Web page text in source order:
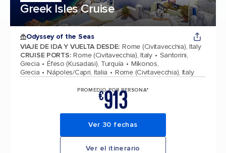
Greek Isles Cruise
Odyssey of the Seas
VIAJE DE IDA Y VUELTA DESDE: Rome (Civitavecchia), Italy
CRUISE PORTS: Rome (Civitavecchia), Italy
Santorini,
Grecia
Éfeso (Kusadasi), Turquía
Míkonos,
Grecia
Nápoles/Capri, Italia Rome (Civitavecchia), Italy
PROMEDIO POR PERSONA*
€913
Ver 30 fechas
Ver el itinerario